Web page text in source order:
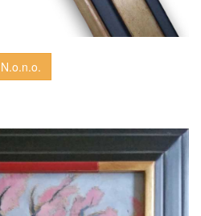
N.o.n.o.